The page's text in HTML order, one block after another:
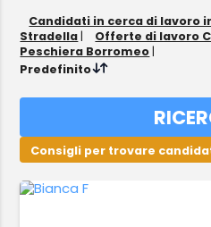
Candidati in cerca di lavoro
Stradella | Offerte di lavoro
Peschiera Borromeo |
Predefinito
Consigli per trovare